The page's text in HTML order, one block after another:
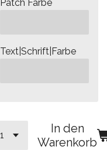
Patch Farbe
Text|Schrift|Farbe
In den
Warenkorb